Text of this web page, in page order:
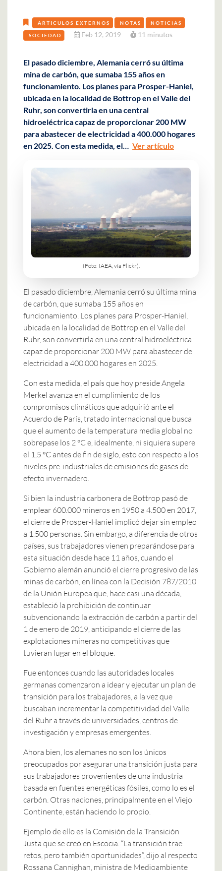
ARTÍCULOS EXTERNOS NOTAS NOTICIAS
SOCIEDAD Feb 12, 2019 11 minutos
El pasado diciembre, Alemania cerró su última
mina de carbón, que sumaba 155 años en
funcionamiento. Los planes para Prosper-Haniel,
ubicada en la localidad de Bottrop en el Valle del
Ruhr, son convertirla en una central
hidroeléctrica capaz de proporcionar 200 MW
para abastecer de electricidad a 400.000 hogares
en 2025. Con esta medida, el… Ver artículo
(Foto: IAEA, vía Flickr).
El pasado diciembre, Alemania cerró su última mina
de carbón, que sumaba 155 años en
funcionamiento. Los planes para Prosper-Haniel,
ubicada en la localidad de Bottrop en el Valle del
Ruhr, son convertirla en una central hidroeléctrica
capaz de proporcionar 200 MW para abastecer de
electricidad a 400.000 hogares en 2025.
Con esta medida, el país que hoy preside Angela
Merkel avanza en el cumplimiento de los
compromisos climáticos que adquirió ante el
Acuerdo de París, tratado internacional que busca
que el aumento de la temperatura media global no
sobrepase los 2 °C e, idealmente, ni siquiera supere
el 1,5 °C antes de fin de siglo, esto con respecto a los
niveles pre-industriales de emisiones de gases de
efecto invernadero.
Si bien la industria carbonera de Bottrop pasó de
emplear 600.000 mineros en 1950 a 4.500 en 2017,
el cierre de Prosper-Haniel implicó dejar sin empleo
a 1.500 personas. Sin embargo, a diferencia de otros
países, sus trabajadores vienen preparándose para
esta situación desde hace 11 años, cuando el
Gobierno alemán anunció el cierre progresivo de las
minas de carbón, en línea con la Decisión 787/2010
de la Unión Europea que, hace casi una década,
estableció la prohibición de continuar
subvencionando la extracción de carbón a partir del
1 de enero de 2019, anticipando el cierre de las
explotaciones mineras no competitivas que
tuvieran lugar en el bloque.
Fue entonces cuando las autoridades locales
germanas comenzaron a idear y ejecutar un plan de
transición para los trabajadores, a la vez que
buscaban incrementar la competitividad del Valle
del Ruhr a través de universidades, centros de
investigación y empresas emergentes.
Ahora bien, los alemanes no son los únicos
preocupados por asegurar una transición justa para
sus trabajadores provenientes de una industria
basada en fuentes energéticas fósiles, como lo es el
carbón. Otras naciones, principalmente en el Viejo
Continente, están haciendo lo propio.
Ejemplo de ello es la Comisión de la Transición
Justa que se creó en Escocia. “La transición trae
retos, pero también oportunidades”, dijo al respecto
Rossana Cannighan, ministra de Medioambiente